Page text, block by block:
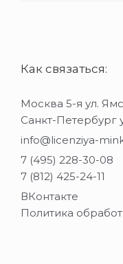
Как связаться:
Москва 5-я ул.
Санкт-Петербург
info@licenziya-
7 (495) 228-30-08
7 (812) 425-24-11
ВКонтакте
Политика